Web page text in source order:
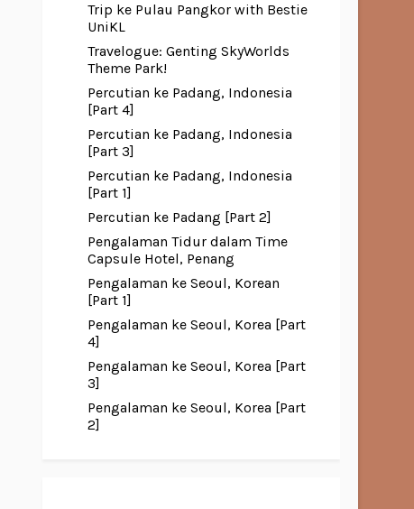
Trip ke Pulau Pangkor with Bestie
UniKL
Travelogue: Genting SkyWorlds
Theme Park!
Percutian ke Padang, Indonesia
[Part 4]
Percutian ke Padang, Indonesia
[Part 3]
Percutian ke Padang, Indonesia
[Part 1]
Percutian ke Padang [Part 2]
Pengalaman Tidur dalam Time
Capsule Hotel, Penang
Pengalaman ke Seoul, Korean
[Part 1]
Pengalaman ke Seoul, Korea [Part
4]
Pengalaman ke Seoul, Korea [Part
3]
Pengalaman ke Seoul, Korea [Part
2]